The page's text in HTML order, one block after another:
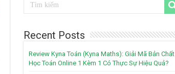
Recent Posts
Review Kyna Toán (Kyna Maths): Giải Mã Bản Chất
Học Toán Online 1 Kèm 1 Có Thực Sự Hiệu Quả?